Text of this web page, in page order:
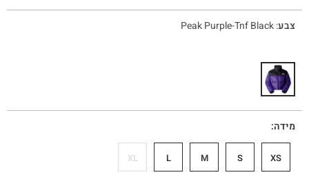
צבע:
Peak Purple-Tnf Black
מידה
XS
S
M
L
XL